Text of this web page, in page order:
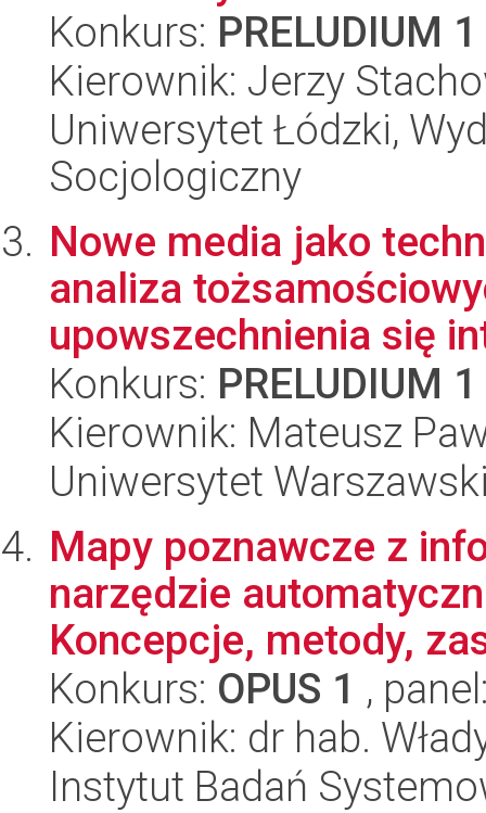
Konkurs: PRELUDIUM 1
Kierownik: Jerzy
Uniwersytet Łódzki,
Socjologiczny
Nowe media jako
analiza
upowszechnienia się
Konkurs: PRELUDIUM 1
Kierownik: Mateusz
Uniwersytet
Mapy poznawcze z
narzędzie
Koncepcje, metody,
Konkurs: OPUS 1 ,
Kierownik: dr hab.
Instytut Badań